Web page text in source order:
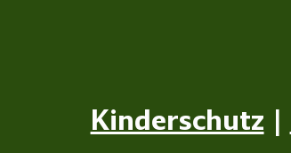
Kinderschutz |